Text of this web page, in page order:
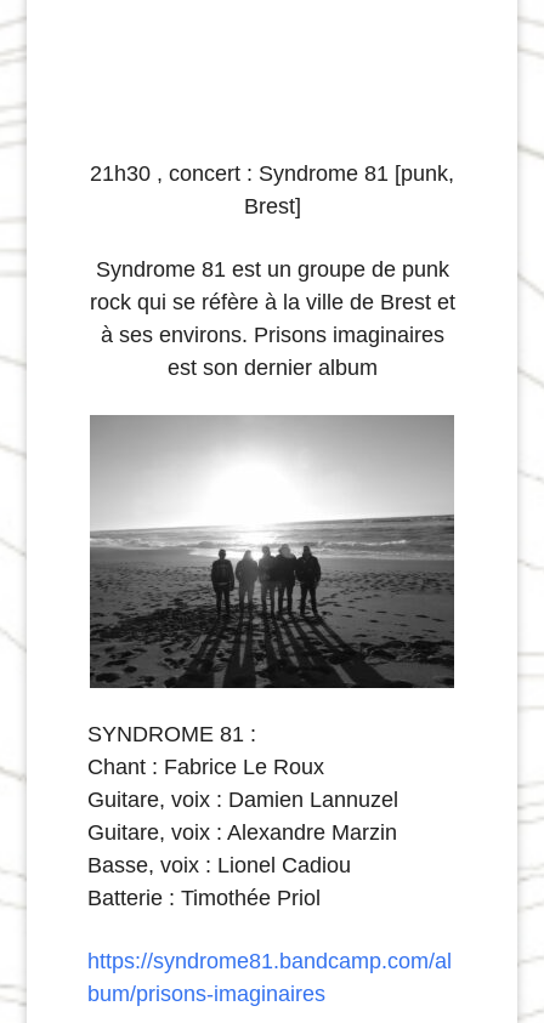
21h30 , concert : Syndrome 81 [punk,
Brest]
Syndrome 81 est un groupe de punk
rock qui se réfère à la ville de Brest et
à ses environs. Prisons imaginaires
est son dernier album
SYNDROME 81 :
Chant : Fabrice Le Roux
Guitare, voix : Damien Lannuzel
Guitare, voix : Alexandre Marzin
Basse, voix : Lionel Cadiou
Batterie : Timothée Priol
https://syndrome81.bandcamp.com/al
bum/prisons-imaginaires